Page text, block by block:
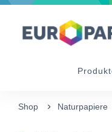
Table Of Content
Shop Naturpapiere